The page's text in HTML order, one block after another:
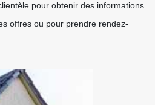
pour obtenir des informations
offres ou pour prendre rendez-